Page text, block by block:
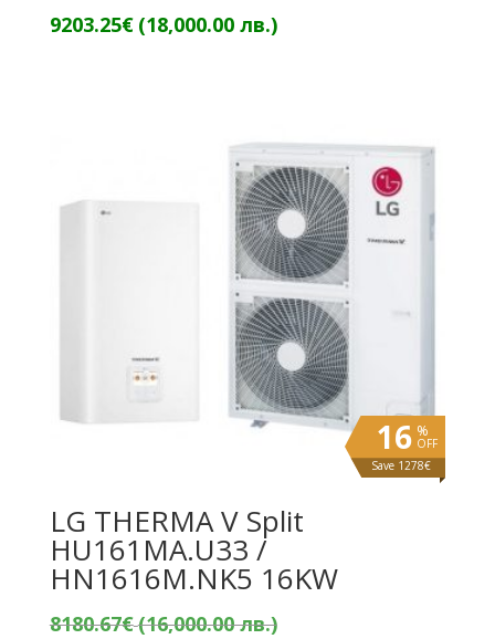
9203.25€ (18,000.00 лв.)
%
OFF
16
Save 1278€
LG THERMA V Split
HU161MA.U33 /
HN1616M.NK5 16KW
8180.67€(16,000.00 лв.)Original